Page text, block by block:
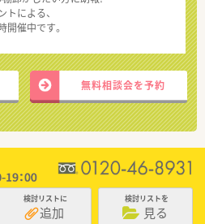
による、
開催中です。
無料相談会を予約
検討リストに
追加
検討リストを
見る